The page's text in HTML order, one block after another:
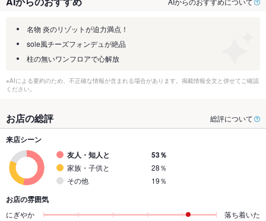
名物 炎のリゾットが迫力満点！
sole風チーズフォンデュが絶品
柱の無いワンフロアで心解放
※AIによる要約のため、不正確な情報が含まれる場合があります。掲載情報全文と併せてご確認
ください。
お店の総評 総評について
来店シーン
友人・知人と
53％
家族・子供と
28％
その他
19％
お店の雰囲気
にぎやか
落ち着いた